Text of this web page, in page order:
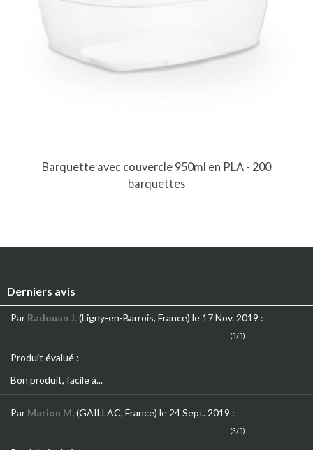
Barquette avec couvercle 950ml en PLA - 200
barquettes
Derniers avis
Par Radouan J.(Ligny-en-Barrois, France) le 17 Nov. 2019 :
(5/5)
Produit évalué :
Bon produit, facile à...
Par Marion M.(GAILLAC, France) le 24 Sept. 2019 :
(3/5)